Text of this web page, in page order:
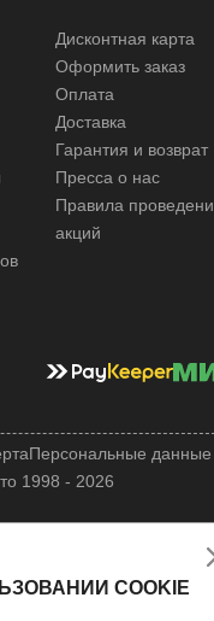
Дисконтная карта
Оформить заказ
Оплата
Доставка
Гарантия и возврат
Пресса о нас
Правила
акций
1998 - 2026
Персональные данные
COOKIE